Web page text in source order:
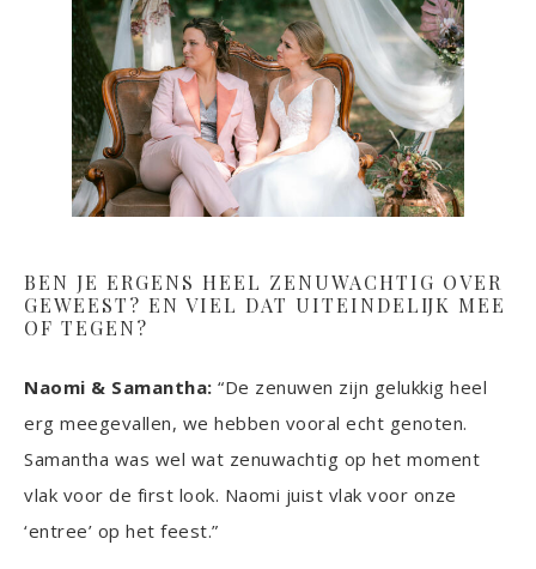
BEN JE ERGENS HEEL ZENUWACHTIG OVER
GEWEEST? EN VIEL DAT UITEINDELIJK MEE
OF TEGEN?
Naomi & Samantha: “De zenuwen zijn gelukkig heel
erg meegevallen, we hebben vooral echt genoten.
Samantha was wel wat zenuwachtig op het moment
vlak voor de first look. Naomi juist vlak voor onze
‘entree’ op het feest.”